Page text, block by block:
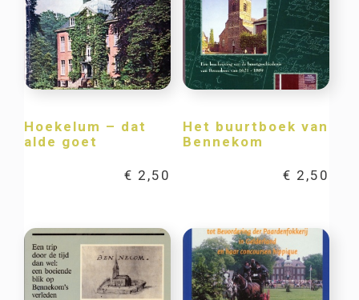
Hoekelum – dat
alde goet
€ 2,50
Het buurtboek van
Bennekom
€ 2,50